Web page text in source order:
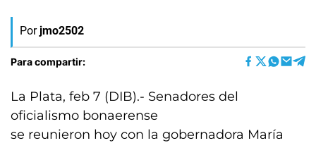
Por jmo2502
Para compartir:
La Plata, feb 7 (DIB).- Senadores del
oficialismo bonaerense
se reunieron hoy con la gobernadora María